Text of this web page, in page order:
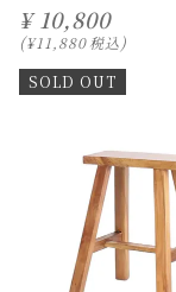
¥ 10,800
¥11,880税込
SOLD OUT